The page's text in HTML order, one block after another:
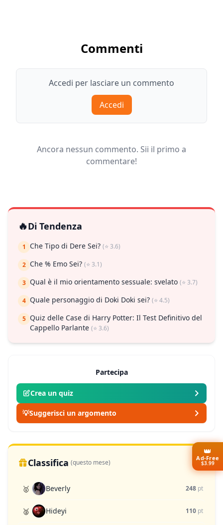
Commenti
Accedi per lasciare un commento
Accedi
Ancora nessun commento. Sii il primo a
commentare!
🔥Di Tendenza
1 Che Tipo di Dere Sei? (⭐ 3.6)
2 Che % Emo Sei? (⭐ 3.1)
3 Qual è il mio orientamento sessuale: svelato (⭐ 3.7)
4 Quale personaggio di Doki Doki sei? (⭐ 4.5)
5 Quiz delle Case di Harry Potter: Il Test Definitivo del
Cappello Parlante (⭐ 3.6)
Partecipa
Crea un quiz
💡Suggerisci un argomento
Classifica (questo mese)
🥇 Beverly 248 pt
🥈 Hideyi 110 pt
👑
Ad-Free
$3.99